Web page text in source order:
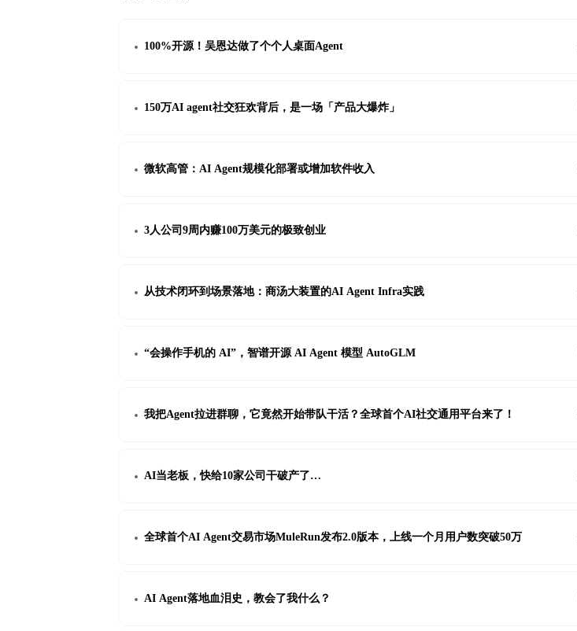
100%开源！吴恩达做了个个人桌面Agent
150万AI agent社交狂欢背后，是一场「产品大爆炸」
微软高管：AI Agent规模化部署或增加软件收入
3人公司9周内赚100万美元的极致创业
从技术闭环到场景落地：商汤大装置的AI Agent Infra实践
“会操作手机的 AI”，智谱开源 AI Agent 模型 AutoGLM
我把Agent拉进群聊，它竟然开始带队干活？全球首个AI社交通用平台来了！
AI当老板，快给10家公司干破产了…
全球首个AI Agent交易市场MuleRun发布2.0版本，上线一个月用户数突破50万
AI Agent落地血泪史，教会了我什么？